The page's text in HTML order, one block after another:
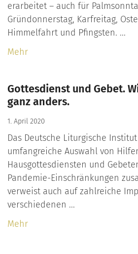
erarbeitet – auch für
Gründonnerstag, Karfreitag,
Himmelfahrt und Pfingsten. ...
Mehr
Gottesdienst und Gebet.
ganz anders.
1. April 2020
Das Deutsche Liturgische
umfangreiche Auswahl von
Hausgottesdiensten und
Pandemie-Einschränkungen
verweist auch auf zahlreiche
verschiedenen ...
Mehr